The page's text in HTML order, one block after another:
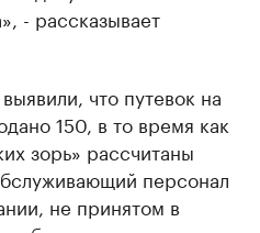
- рассказывает
что путевок на
150, в то время как
зорь» рассчитаны
персонал
не принятом в